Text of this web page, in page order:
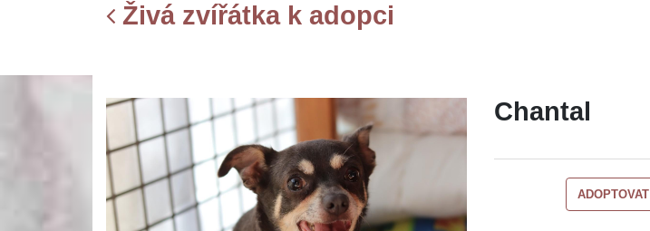
Živá zvířátka k adopci
Chantal
ADOPTOVAT